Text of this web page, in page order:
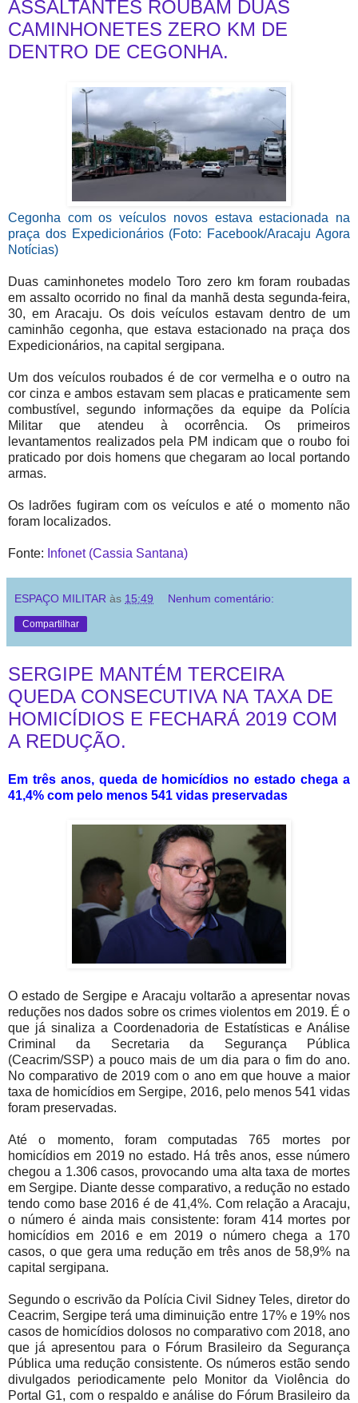
ASSALTANTES ROUBAM DUAS
CAMINHONETES ZERO KM DE
DENTRO DE CEGONHA.
Cegonha com os veículos novos estava estacionada na
praça dos Expedicionários (Foto: Facebook/Aracaju Agora
Notícias)
Duas caminhonetes modelo Toro zero km foram roubadas
em assalto ocorrido no final da manhã desta segunda-feira,
30, em Aracaju. Os dois veículos estavam dentro de um
caminhão cegonha, que estava estacionado na praça dos
Expedicionários, na capital sergipana.
Um dos veículos roubados é de cor vermelha e o outro na
cor cinza e ambos estavam sem placas e praticamente sem
combustível, segundo informações da equipe da Polícia
Militar que atendeu à ocorrência. Os primeiros
levantamentos realizados pela PM indicam que o roubo foi
praticado por dois homens que chegaram ao local portando
armas.
Os ladrões fugiram com os veículos e até o momento não
foram localizados.
Fonte: Infonet (Cassia Santana)
ESPAÇO MILITAR às 15:49 Nenhum comentário:
Compartilhar
SERGIPE MANTÉM TERCEIRA
QUEDA CONSECUTIVA NA TAXA DE
HOMICÍDIOS E FECHARÁ 2019 COM
A REDUÇÃO.
Em três anos, queda de homicídios no estado chega a
41,4% com pelo menos 541 vidas preservadas
O estado de Sergipe e Aracaju voltarão a apresentar novas
reduções nos dados sobre os crimes violentos em 2019. É o
que já sinaliza a Coordenadoria de Estatísticas e Análise
Criminal da Secretaria da Segurança Pública
(Ceacrim/SSP) a pouco mais de um dia para o fim do ano.
No comparativo de 2019 com o ano em que houve a maior
taxa de homicídios em Sergipe, 2016, pelo menos 541 vidas
foram preservadas.
Até o momento, foram computadas 765 mortes por
homicídios em 2019 no estado. Há três anos, esse número
chegou a 1.306 casos, provocando uma alta taxa de mortes
em Sergipe. Diante desse comparativo, a redução no estado
tendo como base 2016 é de 41,4%. Com relação a Aracaju,
o número é ainda mais consistente: foram 414 mortes por
homicídios em 2016 e em 2019 o número chega a 170
casos, o que gera uma redução em três anos de 58,9% na
capital sergipana.
Segundo o escrivão da Polícia Civil Sidney Teles, diretor do
Ceacrim, Sergipe terá uma diminuição entre 17% e 19% nos
casos de homicídios dolosos no comparativo com 2018, ano
que já apresentou para o Fórum Brasileiro da Segurança
Pública uma redução consistente. Os números estão sendo
divulgados periodicamente pelo Monitor da Violência do
Portal G1, com o respaldo e análise do Fórum Brasileiro da